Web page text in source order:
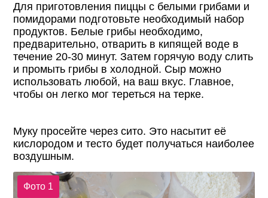
Для приготовления пиццы с белыми грибами и
помидорами подготовьте необходимый набор
продуктов. Белые грибы необходимо,
предварительно, отварить в кипящей воде в
течение 20-30 минут. Затем горячую воду слить
и промыть грибы в холодной. Сыр можно
использовать любой, на ваш вкус. Главное,
чтобы он легко мог тереться на терке.
Муку просейте через сито. Это насытит её
кислородом и тесто будет получаться наиболее
воздушным.
Фото 1